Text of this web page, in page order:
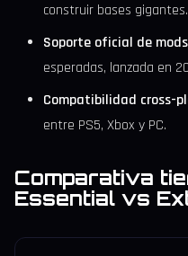
construir bases gigantes.
Soporte oficial de mods
esperadas, lanzada en
Compatibilidad cross-
entre PS5, Xbox y PC.
Comparativa
Essential vs